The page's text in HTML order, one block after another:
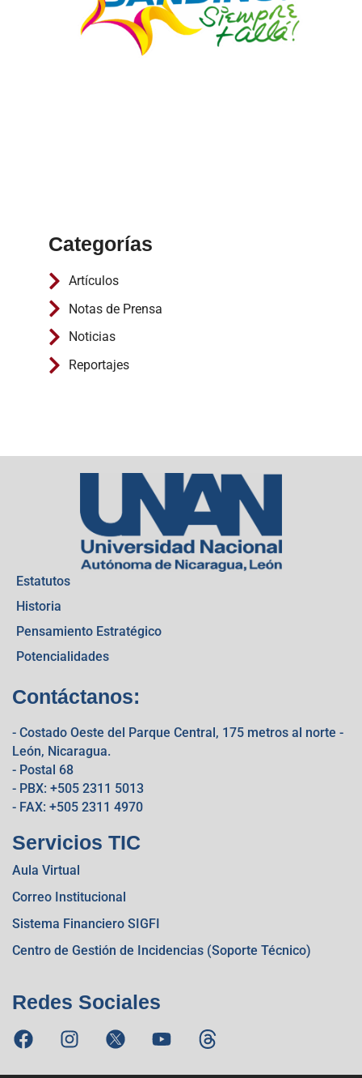
Categorías
Artículos
Notas de Prensa
Noticias
Reportajes
Estatutos
Historia
Pensamiento Estratégico
Potencialidades
Contáctanos:
- Costado Oeste del Parque Central, 175 metros al norte -
León, Nicaragua.
- Postal 68
- PBX: +505 2311 5013
- FAX: +505 2311 4970
Servicios TIC
Aula Virtual
Correo Institucional
Sistema Financiero SIGFI
Centro de Gestión de Incidencias (Soporte Técnico)
Redes Sociales